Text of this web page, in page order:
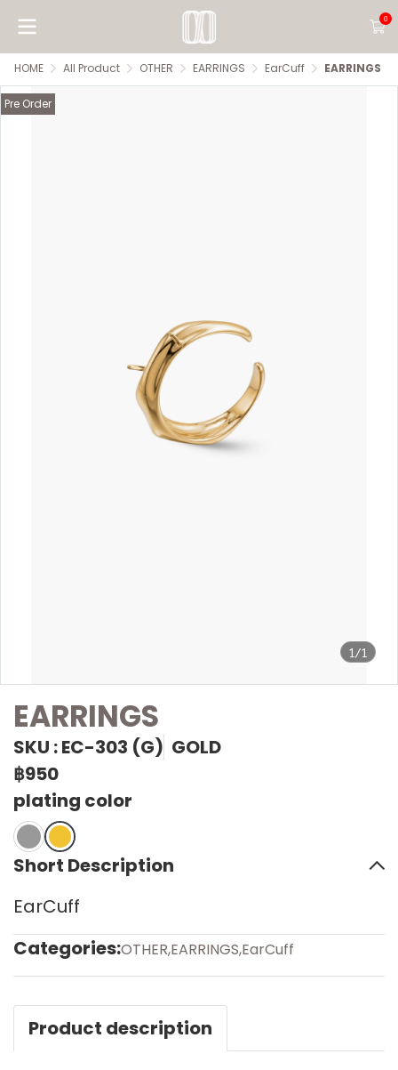
0
HOME All Product OTHER EARRINGS EarCuff EARRINGS
1/1
Pre Order
EARRINGS
SKU : EC-303 (G) GOLD
฿950
plating color
Short Description
EarCuff
Categories:OTHER,EARRINGS,EarCuff
Product description